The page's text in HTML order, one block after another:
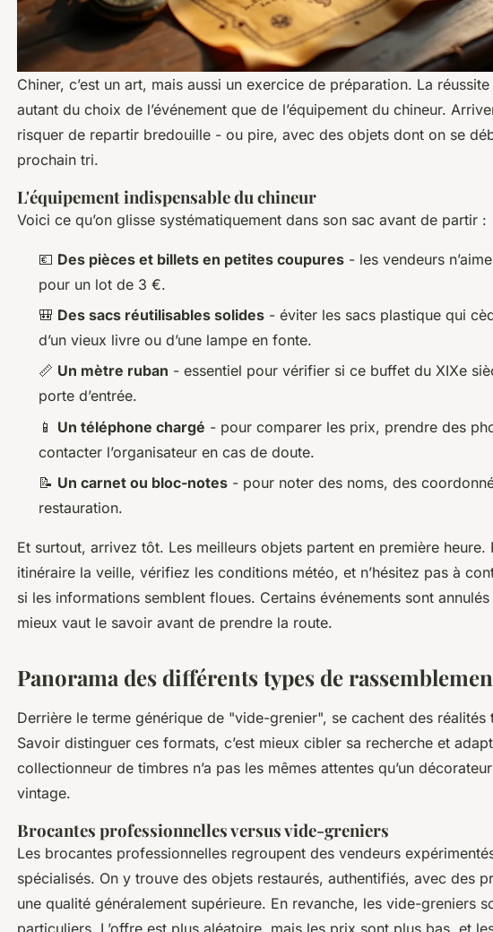
Chiner, c’est un art, mais aussi un exercice de préparation. La
autant du choix de l’événement que de l’équipement du chineur.
risquer de repartir bredouille - ou pire, avec des objets dont on se
prochain tri.
L'équipement indispensable du chineur
Voici ce qu’on glisse systématiquement dans son sac avant de partir :
💶 Des pièces et billets en petites coupures - les vendeurs
pour un lot de 3 €.
🎒 Des sacs réutilisables solides - éviter les sacs plastique qui
d’un vieux livre ou d’une lampe en fonte.
📏 Un mètre ruban - essentiel pour vérifier si ce buffet du XIXe
porte d’entrée.
📱 Un téléphone chargé - pour comparer les prix, prendre des
contacter l’organisateur en cas de doute.
📝 Un carnet ou bloc-notes - pour noter des noms, des
restauration.
Et surtout, arrivez tôt. Les meilleurs objets partent en première heure.
itinéraire la veille, vérifiez les conditions météo, et n’hésitez pas à
si les informations semblent floues. Certains événements sont
mieux vaut le savoir avant de prendre la route.
Panorama des différents types de
Derrière le terme générique de "vide-grenier", se cachent des réalités
Savoir distinguer ces formats, c’est mieux cibler sa recherche et
collectionneur de timbres n’a pas les mêmes attentes qu’un
vintage.
Brocantes professionnelles versus vide-greniers
Les brocantes professionnelles regroupent des vendeurs
spécialisés. On y trouve des objets restaurés, authentifiés, avec des
une qualité généralement supérieure. En revanche, les vide-greniers